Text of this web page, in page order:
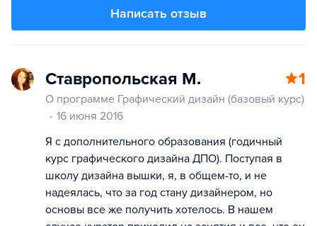
Написать отзыв
Ставропольская М. 1
О программе Графический дизайн (базовый курс)
16 июня 2016
Я с дополнительного образования (годичный
курс графического дизайна ДПО). Поступая в
школу дизайна вышки, я, в общем-то, и не
надеялась, что за год стану дизайнером, но
основы все же получить хотелось. В нашем